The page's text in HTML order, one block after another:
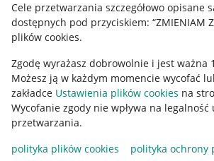
Cele przetwarzania szczegółowo opisane
dostępnych pod przyciskiem: “ZMIENIAM
plików cookies.
Zgodę wyrażasz dobrowolnie i jest ważna
Możesz ją w każdym momencie wycofać
zakładce Ustawienia plików cookies na
Wycofanie zgody nie wpływa na
przetwarzania.
polityka plików cookies
polityka ochrony
Udostępnianie lokalizacji
Informacje dla Aktu o Usługach Cyfrowych
Pobierz aplikację